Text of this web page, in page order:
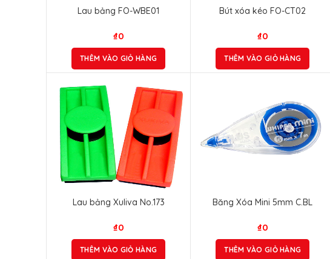
Lau bảng FO-WBE01
₫0
THÊM VÀO GIỎ HÀNG
Bút xóa kéo FO-CT02
₫0
THÊM VÀO GIỎ HÀNG
Lau bảng Xuliva No.173
₫0
THÊM VÀO GIỎ HÀNG
Băng Xóa Mini 5mm C.BL
₫0
THÊM VÀO GIỎ HÀNG